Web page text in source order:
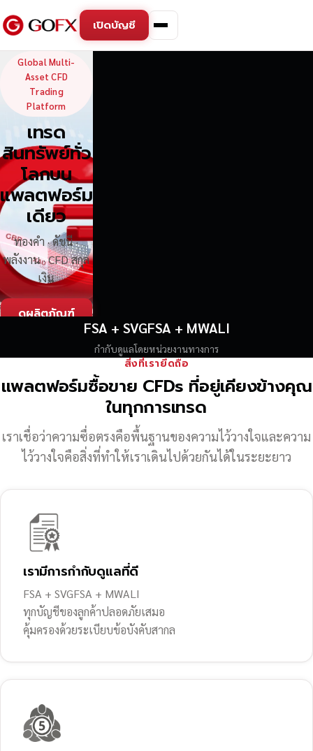
เปิดบัญชี
GoFX — Global Multi-
Global Multi-
Asset CFD
Trading
Platform
เทรด
สินทรัพย์ทั่ว
โลกบน
แพลตฟอร์ม
เดียว
ทองคำ · ดัชนี ·
พลังงาน · CFD สกุล
เงิน
ดูผลิตภัณฑ์
FSA + SVGFSA + MWALI
กำกับดูแลโดยหน่วยงานทางการ
สิ่งที่เรายึดถือ
แพลตฟอร์มซื้อขาย CFDs ที่อยู่เคียงข้างคุณ
ในทุกการเทรด
เราเชื่อว่าความซื่อตรงคือพื้นฐานของความไว้วางใจและความ
ไว้วางใจคือสิ่งที่ทำให้เราเดินไปด้วยกันได้ในระยะยาว
เรามีการกำกับดูแลที่ดี
FSA + SVGFSA + MWALI
ทุกบัญชีของลูกค้าปลอดภัยเสมอ
คุ้มครองด้วยระเบียบข้อบังคับสากล